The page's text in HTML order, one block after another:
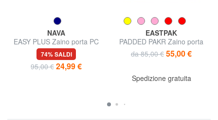
NAVA
EASY PLUS Zaino porta PC
15,6"
74% SALDI
95,00 € 24,99 €
EASTPAK
PADDED PAKR Zaino porta
tablet
da 85,00 € 55,00 €
Spedizione gratuita